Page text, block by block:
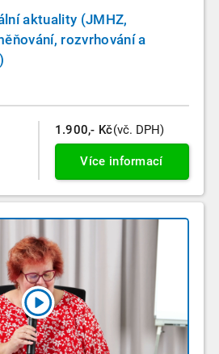
aktuality (JMHZ,
rozvrhování a
1.900,- Kč(vč. DPH)
Více informací